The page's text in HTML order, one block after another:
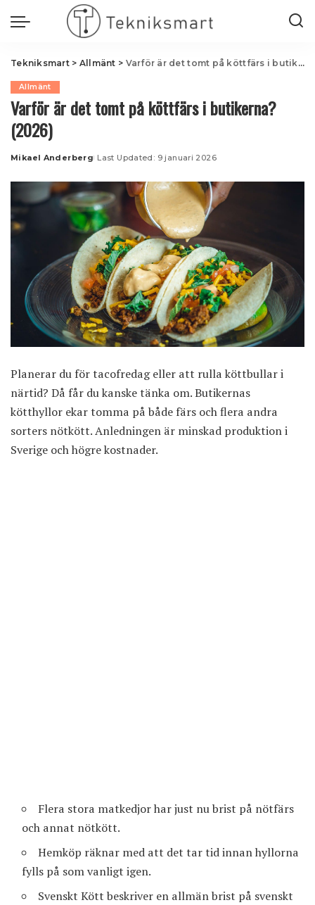
Tekniksmart> Allmänt > Varför är det tomt på köttfärs i butikerna? (2026)
Allmänt
Varför är det tomt på köttfärs i butikerna?
(2026)
Posted
Mikael Anderberg Last Updated: 9 januari 2026
Planerar du för tacofredag eller att rulla köttbullar i
närtid? Då får du kanske tänka om. Butikernas
kötthyllor ekar tomma på både färs och flera andra
sorters nötkött. Anledningen är minskad produktion i
Sverige och högre kostnader.
Flera stora matkedjor har just nu brist på nötfärs
och annat nötkött.
Hemköp räknar med att det tar tid innan hyllorna
fylls på som vanligt igen.
Svenskt Kött beskriver en allmän brist på svenskt